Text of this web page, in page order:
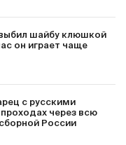
шайбу клюшкой
он играет чаще
с русскими
через всю
России